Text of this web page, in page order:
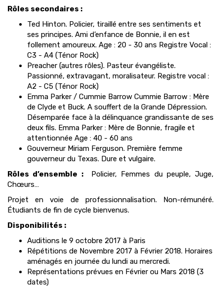
Rôles secondaires :
Ted Hinton. Policier, tiraillé entre ses sentiments et
ses principes. Ami d’enfance de Bonnie, il en est
follement amoureux. Age : 20 - 30 ans Registre Vocal :
C3 - A4 (Ténor Rock)
Preacher (autres rôles). Pasteur évangéliste.
Passionné, extravagant, moralisateur. Registre vocal :
A2 - C5 (Ténor Rock)
Emma Parker / Cummie Barrow Cummie Barrow : Mère
de Clyde et Buck. A souffert de la Grande Dépression.
Désemparée face à la délinquance grandissante de ses
deux fils. Emma Parker : Mère de Bonnie, fragile et
attentionnée Age : 40 - 60 ans
Gouverneur Miriam Ferguson. Première femme
gouverneur du Texas. Dure et vulgaire.
Rôles d’ensemble :Policier, Femmes du peuple, Juge,
Chœurs…
Projet en voie de professionnalisation. Non-rémunéré.
Étudiants de fin de cycle bienvenus.
Disponibilités :
Auditions le 9 octobre 2017 à Paris
Répétitions de Novembre 2017 à Février 2018. Horaires
aménagés en journée du lundi au mercredi.
Représentations prévues en Février ou Mars 2018 (3
dates)